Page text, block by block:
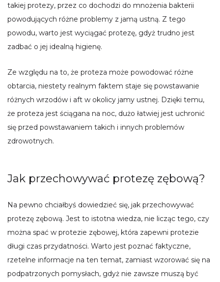
takiej protezy, przez co dochodzi do mnożenia bakterii
powodujących różne problemy z jamą ustną. Z tego
powodu, warto jest wyciągać protezę, gdyż trudno jest
zadbać o jej idealną higienę.
Ze względu na to, że proteza może powodować różne
obtarcia, niestety realnym faktem staje się powstawanie
różnych wrzodów i aft w okolicy jamy ustnej. Dzięki temu,
że proteza jest ściągana na noc, dużo łatwiej jest uchronić
się przed powstawaniem takich i innych problemów
zdrowotnych.
Jak przechowywać protezę zębową?
Na pewno chciałbyś dowiedzieć się, jak przechowywać
protezę zębową. Jest to istotna wiedza, nie licząc tego, czy
można spać w protezie zębowej, która zapewni protezie
długi czas przydatności. Warto jest poznać faktyczne,
rzetelne informacje na ten temat, zamiast wzorować się na
podpatrzonych pomysłach, gdyż nie zawsze muszą być